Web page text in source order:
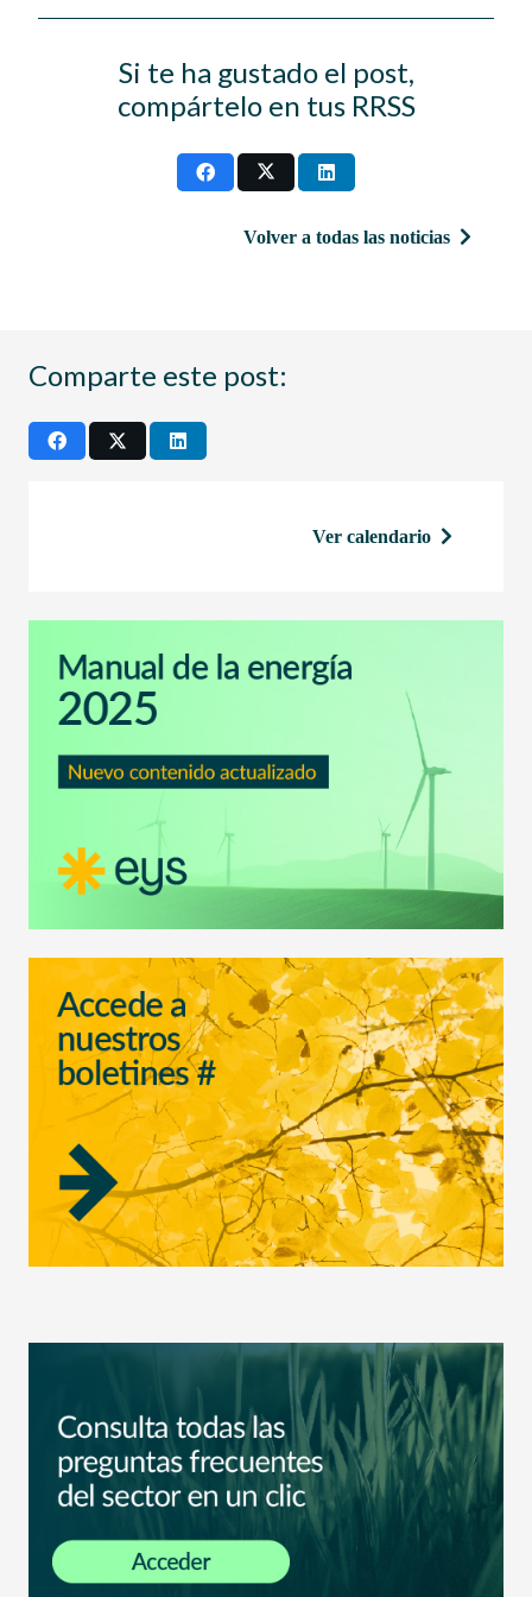
Si te ha gustado el post,
compártelo en tus RRSS
Volver a todas las noticias
Comparte este post:
Ver calendario